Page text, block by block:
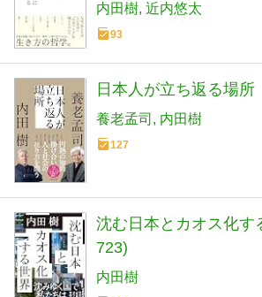
内田樹 近内悠太
93
日本人が立ち返る場所
養老孟司 内田樹
127
沈む日本とカオス化す
723)
内田樹